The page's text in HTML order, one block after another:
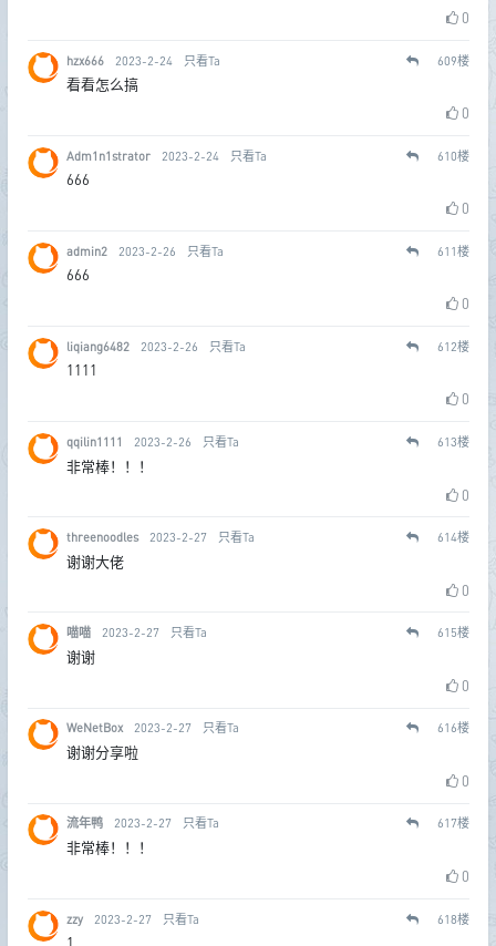
0
hzx666 2023-2-24 只看Ta 609楼
看看怎么搞
0
Adm1n1strator 2023-2-24 只看Ta 610楼
666
0
admin2 2023-2-26 只看Ta 611楼
666
0
liqiang6482 2023-2-26 只看Ta 612楼
1111
0
qqilin1111 2023-2-26 只看Ta 613楼
非常棒！！！
0
threenoodles 2023-2-27 只看Ta 614楼
谢谢大佬
0
喵喵 2023-2-27 只看Ta 615楼
谢谢
0
WeNetBox 2023-2-27 只看Ta 616楼
谢谢分享啦
0
流年鸭 2023-2-27 只看Ta 617楼
非常棒！！！
0
zzy 2023-2-27 只看Ta 618楼